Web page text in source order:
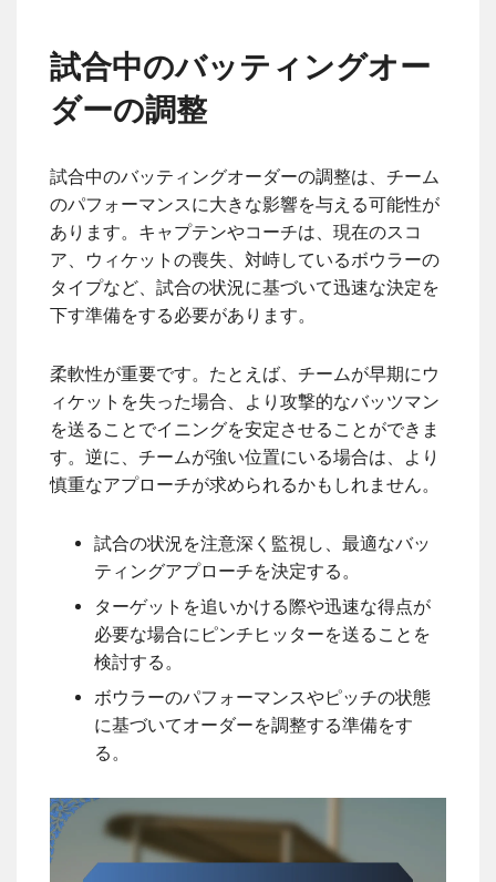
試合中のバッティングオー
ダーの調整
試合中のバッティングオーダーの調整は、チーム
のパフォーマンスに大きな影響を与える可能性が
あります。キャプテンやコーチは、現在のスコ
ア、ウィケットの喪失、対峙しているボウラーの
タイプなど、試合の状況に基づいて迅速な決定を
下す準備をする必要があります。
柔軟性が重要です。たとえば、チームが早期にウ
ィケットを失った場合、より攻撃的なバッツマン
を送ることでイニングを安定させることができま
す。逆に、チームが強い位置にいる場合は、より
慎重なアプローチが求められるかもしれません。
試合の状況を注意深く監視し、最適なバッ
ティングアプローチを決定する。
ターゲットを追いかける際や迅速な得点が
必要な場合にピンチヒッターを送ることを
検討する。
ボウラーのパフォーマンスやピッチの状態
に基づいてオーダーを調整する準備をす
る。